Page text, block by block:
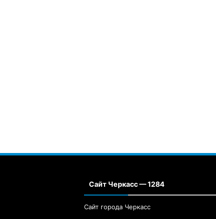
Сайт Черкасс — 1284
Сайт города Черкасс